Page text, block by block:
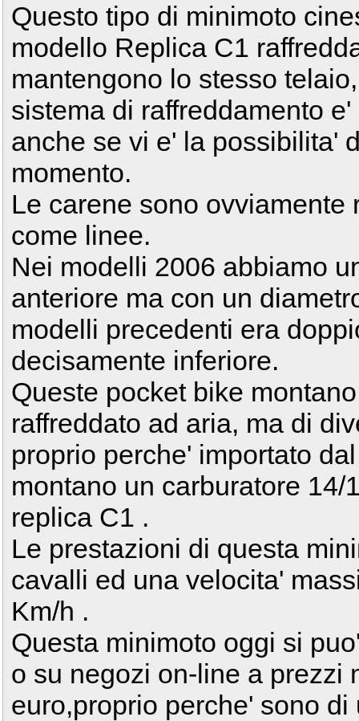
Questo tipo di minimoto
modello Replica C1
mantengono lo stesso
sistema di raffreddamento
anche se vi e' la possibilita'
momento.
Le carene sono
come linee.
Nei modelli 2006 abbiamo
anteriore ma con un
modelli precedenti era
decisamente inferiore.
Queste pocket bike
raffreddato ad aria, ma di
proprio perche' importato
montano un carburatore
replica C1 .
Le prestazioni di questa
cavalli ed una velocita'
Km/h .
Questa minimoto oggi si
o su negozi on-line a prezzi
euro,proprio perche' sono di